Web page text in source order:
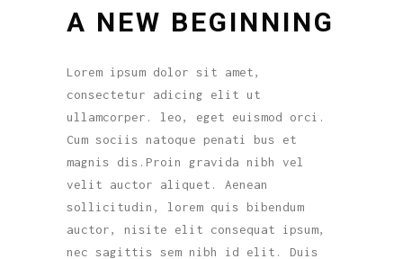
A NEW BEGINNING
Lorem ipsum dolor sit amet,
consectetur adicing elit ut
ullamcorper. leo, eget euismod orci.
Cum sociis natoque penati bus et
magnis dis.Proin gravida nibh vel
velit auctor aliquet. Aenean
sollicitudin, lorem quis bibendum
auctor, nisite elit consequat ipsum,
nec sagittis sem nibh id elit. Duis